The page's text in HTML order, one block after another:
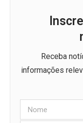
Receba
informações